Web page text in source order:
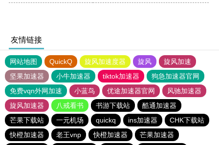
友情链接
网站地图 QuickQ 旋风加速度器 旋风
旋风加速
坚果加速器
小牛加速器 tiktok加速器
狗急加速器官网
免费vqn外网加速
小蓝鸟 优途加速器官网
风驰加速器
旋风加速器
八戒看书 书游下载站
酷通加速器
芒果下载站
一元机场 quickq ins加速器
CHK下载站
快橙加速器
老王vnp 快橙加速器
芒果加速器